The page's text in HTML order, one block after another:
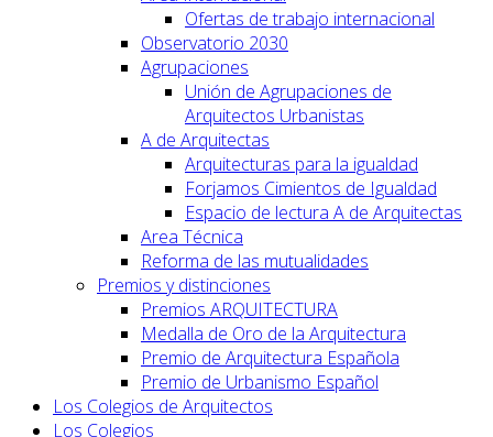
Ofertas de trabajo internacional
Observatorio 2030
Agrupaciones
Unión de Agrupaciones de
Arquitectos Urbanistas
A de Arquitectas
Arquitecturas para la igualdad
Forjamos Cimientos de Igualdad
Espacio de lectura A de Arquitectas
Area Técnica
Reforma de las mutualidades
Premios y distinciones
Premios ARQUITECTURA
Medalla de Oro de la Arquitectura
Premio de Arquitectura Española
Premio de Urbanismo Español
Los Colegios de Arquitectos
Los Colegios